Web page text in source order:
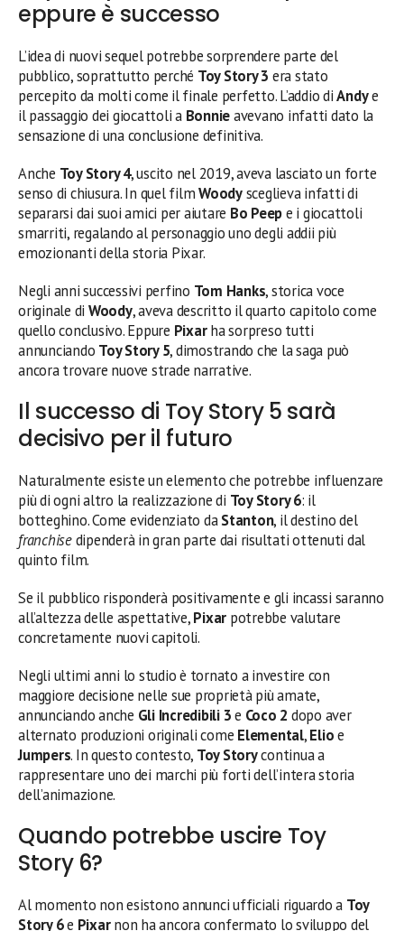
eppure è successo
L’idea di nuovi sequel potrebbe sorprendere parte del
pubblico, soprattutto perché Toy Story 3 era stato
percepito da molti come il finale perfetto. L’addio diAndye
il passaggio dei giocattoli a Bonnieavevano infatti dato la
sensazione di una conclusione definitiva.
Anche Toy Story 4, uscito nel 2019, aveva lasciato un forte
senso di chiusura. In quel filmWoodysceglieva infatti di
separarsi dai suoi amici per aiutare Bo Peepe i giocattoli
smarriti, regalando al personaggio uno degli addii più
emozionanti della storia Pixar.
Negli anni successivi perfino Tom Hanks, storica voce
originale di Woody, aveva descritto il quarto capitolo come
quello conclusivo. Eppure Pixarha sorpreso tutti
annunciando Toy Story 5, dimostrando che la saga può
ancora trovare nuove strade narrative.
Il successo di Toy Story 5 sarà
decisivo per il futuro
Naturalmente esiste un elemento che potrebbe influenzare
più di ogni altro la realizzazione di Toy Story 6: il
botteghino. Come evidenziato daStanton, il destino del
franchisedipenderà in gran parte dai risultati ottenuti dal
quinto film.
Se il pubblico risponderà positivamente e gli incassi saranno
all’altezza delle aspettative,Pixar potrebbe valutare
concretamente nuovi capitoli.
Negli ultimi anni lo studio è tornato a investire con
maggiore decisione nelle sue proprietà più amate,
annunciando anche Gli Incredibili 3e Coco 2 dopo aver
alternato produzioni originali come Elemental,Elioe
Jumpers. In questo contesto, Toy Storycontinua a
rappresentare uno dei marchi più forti dell’intera storia
dell’animazione.
Quando potrebbe uscire Toy
Story 6?
Al momento non esistono annunci ufficiali riguardo a Toy
Story 6e Pixarnon ha ancora confermato lo sviluppo del